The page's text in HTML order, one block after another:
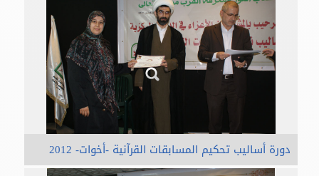
دورة أساليب تحكيم المسابقات القرآنية -أخوات- 2012